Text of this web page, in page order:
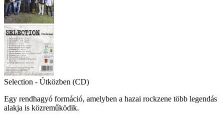
Selection - Útközben (CD)
Egy rendhagyó formáció, amelyben a hazai rockzene több legendás
alakja is közreműködik.